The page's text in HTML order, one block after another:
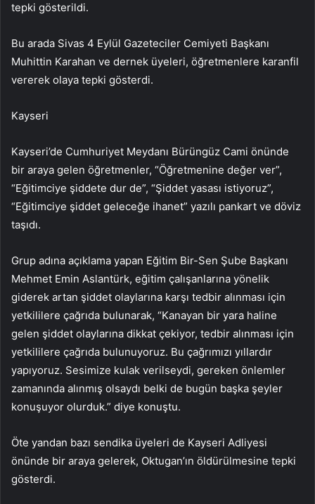
tepki gösterildi.
Bu arada Sivas 4 Eylül Gazeteciler Cemiyeti Başkanı
Muhittin Karahan ve dernek üyeleri, öğretmenlere karanfil
vererek olaya tepki gösterdi.
Kayseri
Kayseri’de Cumhuriyet Meydanı Bürüngüz Cami önünde
bir araya gelen öğretmenler, “Öğretmenine değer ver”,
“Eğitimciye şiddete dur de”, “Şiddet yasası istiyoruz”,
“Eğitimciye şiddet geleceğe ihanet” yazılı pankart ve döviz
taşıdı.
Grup adına açıklama yapan Eğitim Bir-Sen Şube Başkanı
Mehmet Emin Aslantürk, eğitim çalışanlarına yönelik
giderek artan şiddet olaylarına karşı tedbir alınması için
yetkililere çağrıda bulunarak, “Kanayan bir yara haline
gelen şiddet olaylarına dikkat çekiyor, tedbir alınması için
yetkililere çağrıda bulunuyoruz. Bu çağrımızı yıllardır
yapıyoruz. Sesimize kulak verilseydi, gereken önlemler
zamanında alınmış olsaydı belki de bugün başka şeyler
konuşuyor olurduk.” diye konuştu.
Öte yandan bazı sendika üyeleri de Kayseri Adliyesi
önünde bir araya gelerek, Oktugan’ın öldürülmesine tepki
gösterdi.